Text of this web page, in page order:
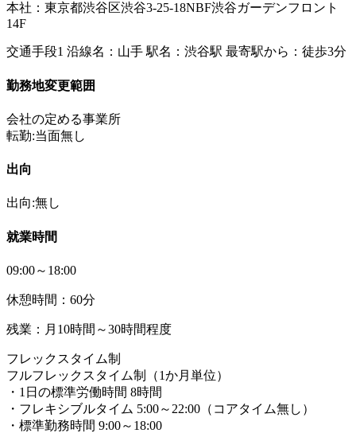
本社：東京都渋谷区渋谷3-25-18NBF渋谷ガーデンフロント
14F
交通手段1 沿線名：山手 駅名：渋谷駅 最寄駅から：徒歩3分
勤務地変更範囲
会社の定める事業所
転勤:当面無し
出向
出向:無し
就業時間
09:00～18:00
休憩時間：60分
残業：月10時間～30時間程度
フレックスタイム制
フルフレックスタイム制（1か月単位）
・1日の標準労働時間 8時間
・フレキシブルタイム 5:00～22:00（コアタイム無し）
・標準勤務時間 9:00～18:00